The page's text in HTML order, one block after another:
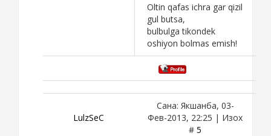
Oltin qafas ichra gar qizil
gul butsa,
bulbulga tikondek
oshiyon bolmas emish!
LulzSeC
Сана: Якшанба, 03-
Фев-2013, 22:25 | Изох
# 5